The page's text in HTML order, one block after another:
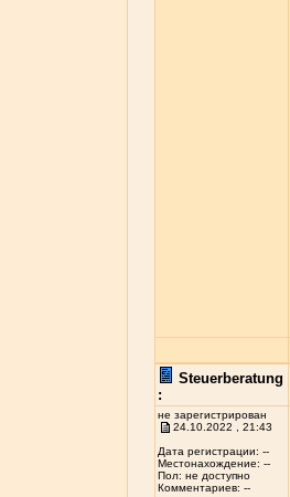
Steuerberatung
:
не зарегистрирован
24.10.2022 , 21:43
Дата регистрации: --
Местонахождение: --
Пол: не доступно
Комментариев: --